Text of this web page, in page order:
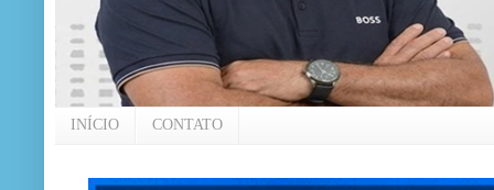
INÍCIO CONTATO